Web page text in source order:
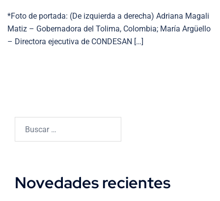
*Foto de portada: (De izquierda a derecha) Adriana Magali
Matiz – Gobernadora del Tolima, Colombia; María Argüello
– Directora ejecutiva de CONDESAN […]
Novedades recientes